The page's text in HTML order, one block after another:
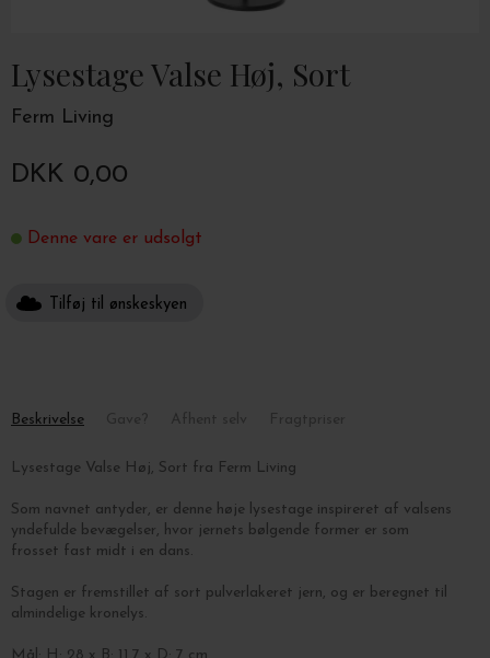
Lysestage Valse Høj, Sort
Ferm Living
DKK 0,00
Denne vare er udsolgt
Tilføj til ønskeskyen
Beskrivelse
Lysestage Valse Høj, Sort fra Ferm Living
Som navnet antyder, er denne høje lysestage inspireret af valsens
yndefulde bevægelser, hvor jernets bølgende former er som
frosset fast midt i en dans.
Stagen er fremstillet af sort pulverlakeret jern, og er beregnet til
almindelige kronelys.